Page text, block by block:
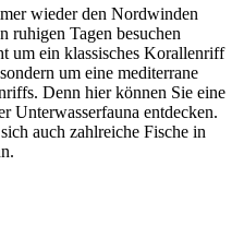
wieder den Nordwinden
ruhigen Tagen besuchen
um ein klassisches Korallenriff
um eine mediterrane
Denn hier können Sie eine
Unterwasserfauna entdecken.
auch zahlreiche Fische in